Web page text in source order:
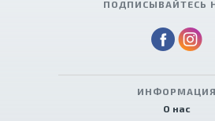
ПОДПИСЫВАЙТЕСЬ
ИНФОРМАЦИЯ
О нас